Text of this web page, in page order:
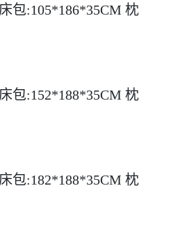
包:105*186*35CM 枕
包:152*188*35CM 枕
包:182*188*35CM 枕